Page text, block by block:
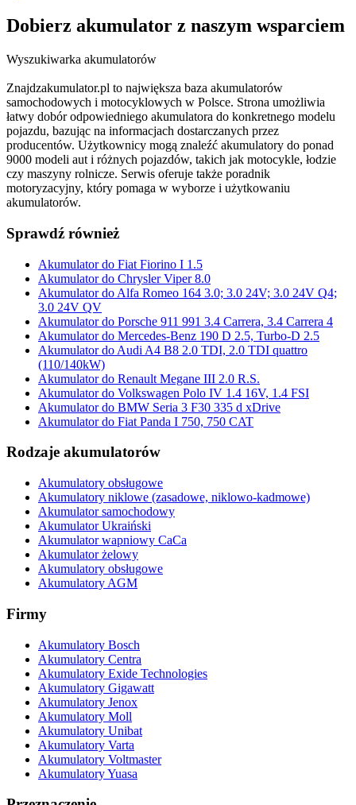
Dobierz akumulator z naszym wsparciem
Wyszukiwarka akumulatorów
Znajdzakumulator.pl to największa baza akumulatorów
samochodowych i motocyklowych w Polsce. Strona umożliwia
łatwy dobór odpowiedniego akumulatora do konkretnego modelu
pojazdu, bazując na informacjach dostarczanych przez
producentów. Użytkownicy mogą znaleźć akumulatory do ponad
9000 modeli aut i różnych pojazdów, takich jak motocykle, łodzie
czy maszyny rolnicze. Serwis oferuje także poradnik
motoryzacyjny, który pomaga w wyborze i użytkowaniu
akumulatorów.
Sprawdź również
Akumulator do Fiat Fiorino I 1.5
Akumulator do Chrysler Viper 8.0
Akumulator do Alfa Romeo 164 3.0; 3.0 24V; 3.0 24V Q4;
3.0 24V QV
Akumulator do Porsche 911 991 3.4 Carrera, 3.4 Carrera 4
Akumulator do Mercedes-Benz 190 D 2.5, Turbo-D 2.5
Akumulator do Audi A4 B8 2.0 TDI, 2.0 TDI quattro
(110/140kW)
Akumulator do Renault Megane III 2.0 R.S.
Akumulator do Volkswagen Polo IV 1.4 16V, 1.4 FSI
Akumulator do BMW Seria 3 F30 335 d xDrive
Akumulator do Fiat Panda I 750, 750 CAT
Rodzaje akumulatorów
Akumulatory obsługowe
Akumulatory niklowe (zasadowe, niklowo-kadmowe)
Akumulator samochodowy
Akumulator Ukraiński
Akumulator wapniowy CaCa
Akumulator żelowy
Akumulatory obsługowe
Akumulatory AGM
Firmy
Akumulatory Bosch
Akumulatory Centra
Akumulatory Exide Technologies
Akumulatory Gigawatt
Akumulatory Jenox
Akumulatory Moll
Akumulatory Unibat
Akumulatory Varta
Akumulatory Voltmaster
Akumulatory Yuasa